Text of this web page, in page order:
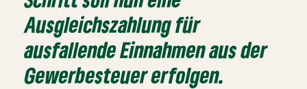
Ausgleichszahlung für
ausfallende Einnahmen aus der
Gewerbesteuer erfolgen.